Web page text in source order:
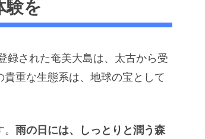
験を
録された奄美大島は、太古から受
重な生態系は、地球の宝として
雨の日には、しっとりと潤う森